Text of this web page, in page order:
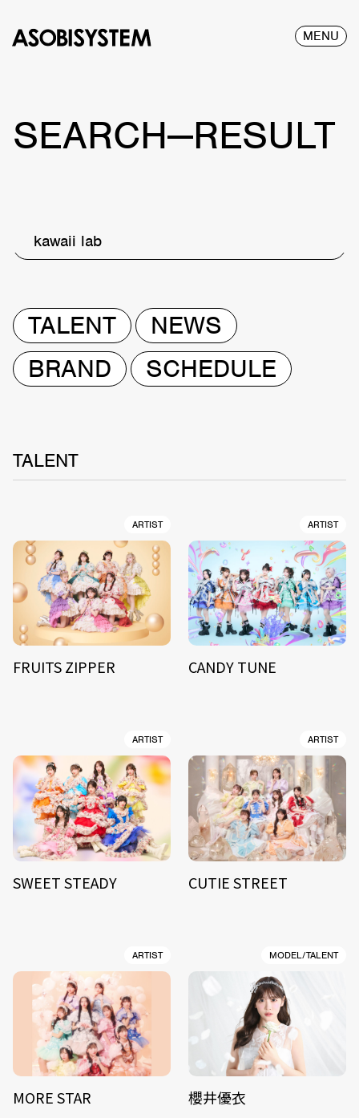
MENU
SEARCH—RESULT
kawaii lab
TALENT
NEWS
BRAND
SCHEDULE
TALENT
ARTIST
FRUITS ZIPPER
ARTIST
CANDY TUNE
ARTIST
SWEET STEADY
ARTIST
CUTIE STREET
ARTIST
MORE STAR
MODEL/TALENT
櫻井優衣